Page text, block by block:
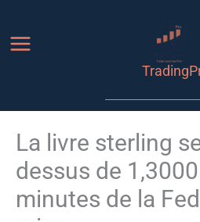
contenu
La livre sterling
dessus de
minutes de la